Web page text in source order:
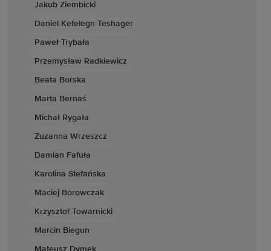
Jakub Ziembicki
Daniel Kefelegn Teshager
Paweł Trybała
Przemysław Radkiewicz
Beata Borska
Marta Bernaś
Michał Rygała
Zuzanna Wrzeszcz
Damian Fafuła
Karolina Stefańska
Maciej Borowczak
Krzysztof Towarnicki
Marcin Biegun
Mateusz Dymek